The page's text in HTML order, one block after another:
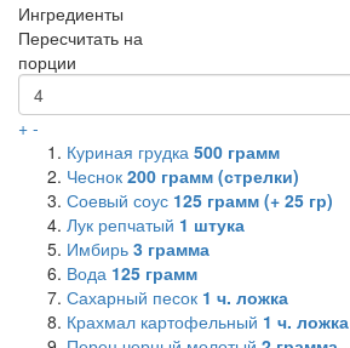
Ингредиенты
Пересчитать на
порции
+ -
Куриная грудка 500 грамм
Чеснок 200 грамм (стрелки)
Соевый соус 125 грамм (+ 25 гр)
Лук репчатый 1 штука
Имбирь 3 грамма
Вода 125 грамм
Сахарный песок 1 ч. ложка
Крахмал картофельный 1 ч. ложка